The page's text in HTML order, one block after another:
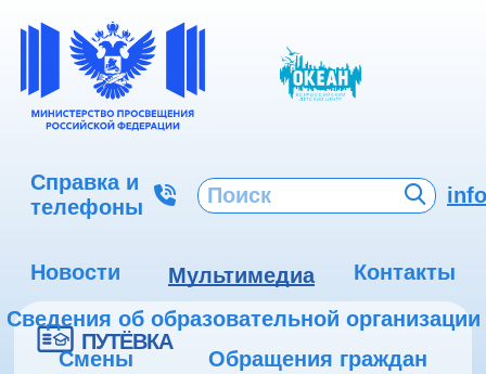
Справка и
телефоны
Новости Мультимедиа
Контакты
Сведения об образовательной организации
Смены
Обращения граждан
ПУТЁВКА